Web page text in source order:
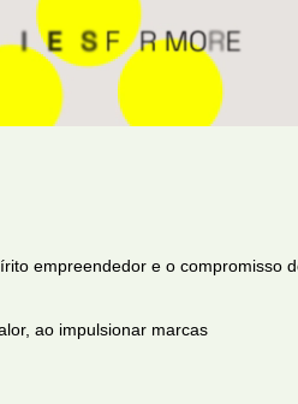
empreendedor e o compromisso
ao impulsionar marcas